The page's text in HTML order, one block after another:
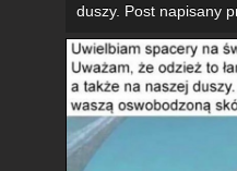
duszy. Post napisany